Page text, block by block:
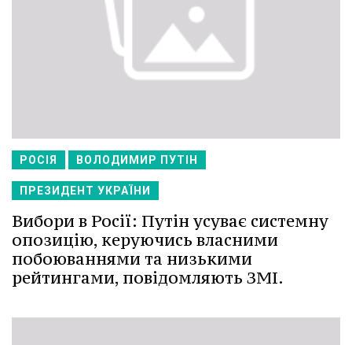
РОСІЯ ВОЛОДИМИР ПУТІН
ПРЕЗИДЕНТ УКРАЇНИ
Вибори в Росії: Путін усуває системну
опозицію, керуючись власними
побоюваннями та низькими
рейтингами, повідомляють ЗМІ.